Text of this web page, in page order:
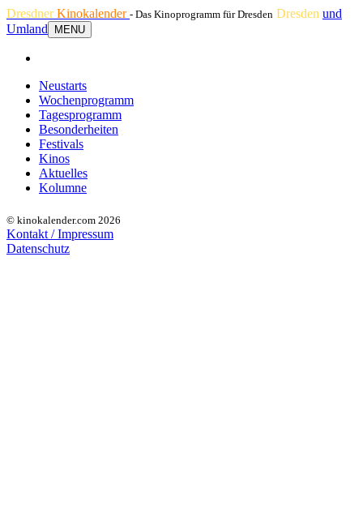
DresdnerKinokalender - Das Kinoprogramm für Dresden Dresden und
Umland
MENU
Neustarts
Wochenprogramm
Tagesprogramm
Besonderheiten
Festivals
Kinos
Aktuelles
Kolumne
© kinokalender.com 2026
Kontakt / Impressum
Datenschutz